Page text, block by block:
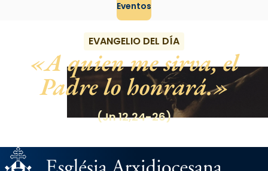
Eventos
EVANGELIO DEL DÍA
A quien me sirva, el
Padre lo honrará.
(Jn 12,24-26)